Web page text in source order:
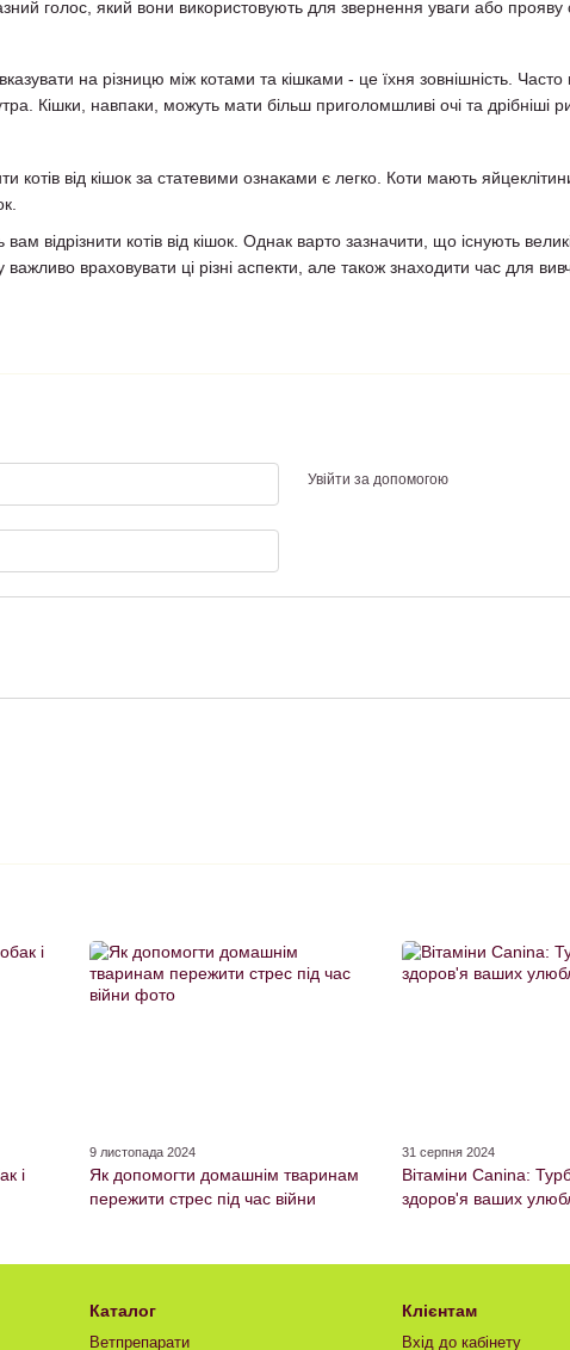
голос, який вони використовують для звернення уваги або прояву
на різницю між котами та кішками - це їхня зовнішність.
Кішки, навпаки, можуть мати більш приголомшливі очі та дрібніші
котів від кішок за статевими ознаками є легко. Коти мають
відрізнити котів від кішок. Однак варто зазначити, що існують великі
враховувати ці різні аспекти, але також знаходити час для
Увійти за допомогою
і
9 листопада 2024
Як допомогти домашнім тваринам
пережити стрес під час війни
31 серпня 2024
Вітаміни Canina:
здоров'я ваших
Каталог
Ветпрепарати
Клієнтам
Вхід до кабінету